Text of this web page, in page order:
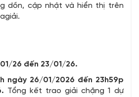
dồn, cập nhật và hiển thị trên
26 đến 23/01/26.
ngày 26/01/2026 đến 23h59p
Tổng kết trao giải chặng 1 dự